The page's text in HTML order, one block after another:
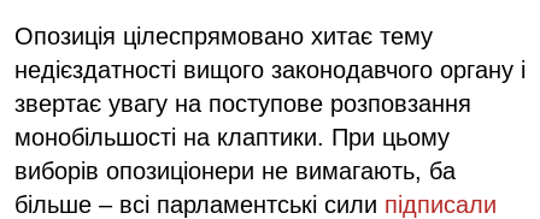
Опозиція цілеспрямовано хитає тему
недієздатності вищого законодавчого органу і
звертає увагу на поступове розповзання
монобільшості на клаптики. При цьому
виборів опозиціонери не вимагають, ба
більше – всі парламентські сили підписали